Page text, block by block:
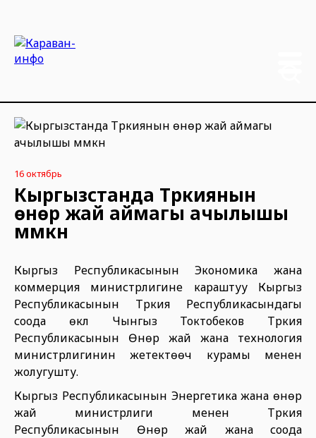
16 октябрь
Кыргызстанда Түркиянын
өнөр жай аймагы ачылышы
мүмкүн
Кыргыз Республикасынын Экономика жана
коммерция министрлигине караштуу Кыргыз
Республикасынын Түркия Республикасындагы
соода өкүлү Чынгыз Токтобеков Түркия
Республикасынын Өнөр жай жана технология
министрлигинин жетектөөчү курамы менен
жолугушту.
Кыргыз Республикасынын Энергетика жана өнөр
жай министрлиги менен Түркия
Республикасынын Өнөр жай жана соода